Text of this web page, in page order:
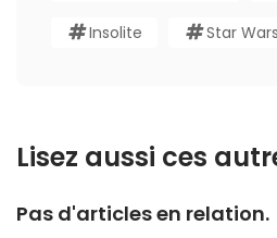
Insolite Star Wars
Lisez aussi ces
Pas d'articles en relation.